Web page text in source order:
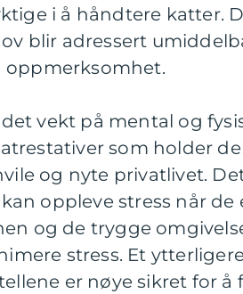
i å håndtere katter.
blir adressert
vekt på mental og
som holder
og nyte privatlivet.
oppleve stress når de
og de trygge
stress. Et
er nøye sikret for å